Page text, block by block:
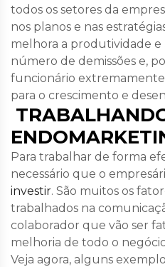
todos os setores da
nos planos e nas
melhora a produtividade e
número de demissões e,
funcionário
para o crescimento e
Para trabalhar de forma
necessário que o
investir. São muitos os
trabalhados na
colaborador que vão ser
melhoria de todo o
Veja agora, alguns